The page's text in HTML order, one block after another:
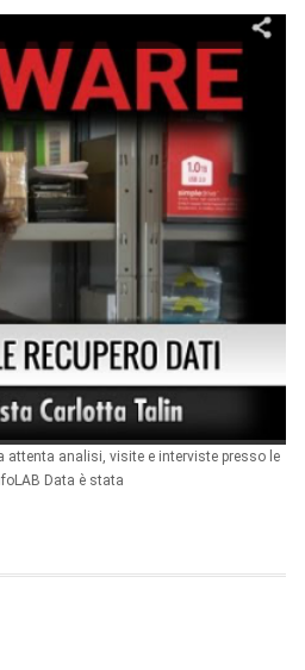
attenta analisi, visite e interviste presso le
Data è stata